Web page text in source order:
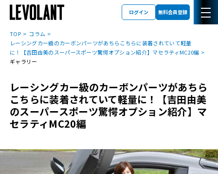
ログイン 無料会員登録
TOP
コラム
レーシングカー級のカーボンパーツがあちらこちらに装着されていて軽量
に！【吉田由美のスーパースポーツ驚愕オプション紹介】マセラティMC20編
ギャラリー
レーシングカー級のカーボンパーツがあちら
こちらに装着されていて軽量に！【吉田由美
のスーパースポーツ驚愕オプション紹介】マ
セラティMC20編